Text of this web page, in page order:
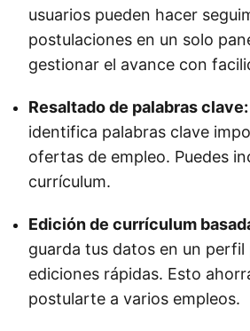
usuarios pueden hacer
postulaciones en un solo
gestionar el avance con
Resaltado de palabras clave:
identifica palabras clave
ofertas de empleo. Puedes
currículum.
Edición de currículum
guarda tus datos en un perfil
ediciones rápidas. Esto
postularte a varios empleos.